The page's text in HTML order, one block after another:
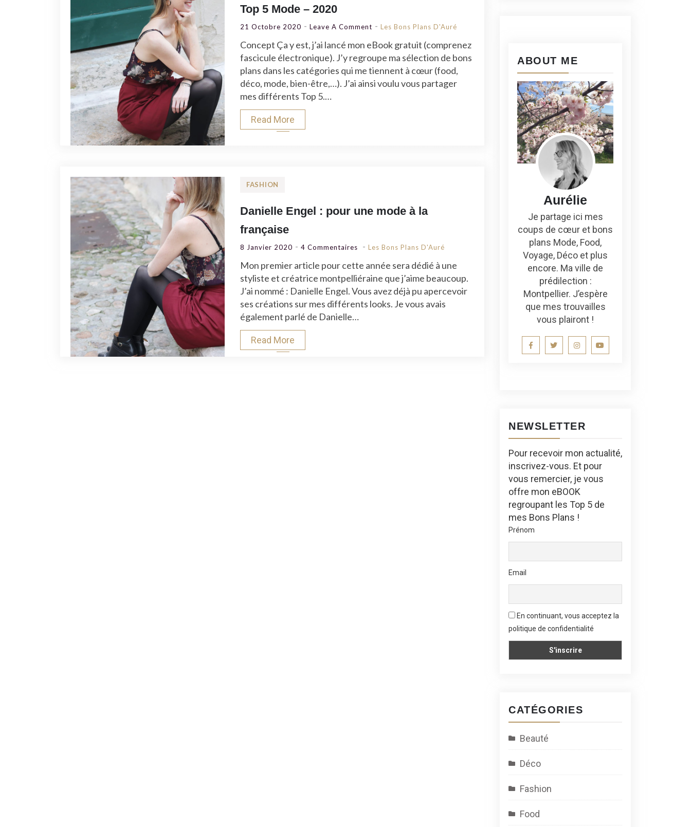
Top 5 Mode – 2020
21 Octobre 2020 Leave A Comment On
5
Mode
–
2020
Les Bons Plans D'Auré
Concept Ça y est, j’ai lancé mon eBook gratuit (comprenez
fascicule électronique). J’y regroupe ma sélection de bons
plans dans les catégories qui me tiennent à cœur (food,
déco, mode, bien-être,…). J’ai ainsi voulu vous partager
mes différents Top 5.…
Read More
FASHION
Danielle Engel : pour une mode à la
française
8 Janvier 2020 4 Commentaires
Sur
Engel
:
Pour
Une
Les Bons Plans D'Auré
Mon premier article pour cette année sera dédié à une
styliste et créatrice montpelliéraine que j’aime beaucoup.
J’ai nommé : Danielle Engel. Vous avez déjà pu apercevoir
ses créations sur mes différents looks. Je vous avais
également parlé de Danielle…
Read More
ABOUT ME
Aurélie
Je partage ici mes
coups de cœur et bons
plans Mode, Food,
Voyage, Déco et plus
encore. Ma ville de
prédilection :
Montpellier. J’espère
que mes trouvailles
vous plairont !
NEWSLETTER
Pour recevoir mon actualité,
inscrivez-vous. Et pour
vous remercier, je vous
offre mon eBOOK
regroupant les Top 5 de
mes Bons Plans !
Prénom
Email
En continuant, vous acceptez la
politique de confidentialité
CATÉGORIES
Beauté
Déco
Fashion
Food